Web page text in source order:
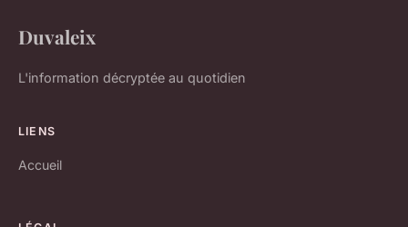
Duvaleix
L'information décryptée au quotidien
LIENS
Accueil